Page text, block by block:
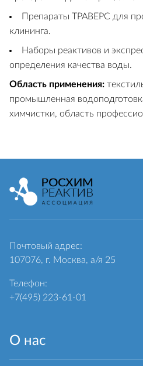
Препараты ТРАВЕРС для
клининга.
Наборы реактивов и
определения качества воды.
Область применения:
промышленная
химчистки, область
Почтовый адрес:
107076, г. Москва, а/я 25
Телефон:
+7(495) 223-61-01
О нас